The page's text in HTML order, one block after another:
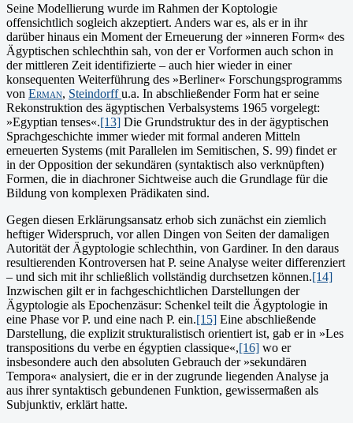
Seine Modellierung wurde im Rahmen der Koptologie
offensichtlich sogleich akzeptiert. Anders war es, als er in ihr
darüber hinaus ein Moment der Erneuerung der »inneren Form« des
Ägyptischen schlechthin sah, von der er Vorformen auch schon in
der mittleren Zeit identifizierte – auch hier wieder in einer
konsequenten Weiterführung des »Berliner« Forschungsprogramms
von Erman, Steindorffu.a. In abschließender Form hat er seine
Rekonstruktion des ägyptischen Verbalsystems 1965 vorgelegt:
»Egyptian tenses«.[13] Die Grundstruktur des in der ägyptischen
Sprachgeschichte immer wieder mit formal anderen Mitteln
erneuerten Systems (mit Parallelen im Semitischen, S. 99) findet er
in der Opposition der sekundären (syntaktisch also verknüpften)
Formen, die in diachroner Sichtweise auch die Grundlage für die
Bildung von komplexen Prädikaten sind.
Gegen diesen Erklärungsansatz erhob sich zunächst ein ziemlich
heftiger Widerspruch, vor allen Dingen von Seiten der damaligen
Autorität der Ägyptologie schlechthin, von Gardiner. In den daraus
resultierenden Kontroversen hat P. seine Analyse weiter differenziert
– und sich mit ihr schließlich vollständig durchsetzen können.[14]
Inzwischen gilt er in fachgeschichtlichen Darstellungen der
Ägyptologie als Epochenzäsur: Schenkel teilt die Ägyptologie in
eine Phase vor P. und eine nach P. ein.[15] Eine abschließende
Darstellung, die explizit strukturalistisch orientiert ist, gab er in »Les
transpositions du verbe en égyptien classique«,[16] wo er
insbesondere auch den absoluten Gebrauch der »sekundären
Tempora« analysiert, die er in der zugrunde liegenden Analyse ja
aus ihrer syntaktisch gebundenen Funktion, gewissermaßen als
Subjunktiv, erklärt hatte.